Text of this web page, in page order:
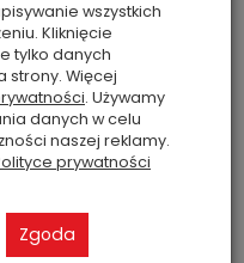
wszystkich
Kliknięcie
tylko danych
strony. Więcej
. Używamy
danych w celu
naszej reklamy.
prywatności
Zgoda